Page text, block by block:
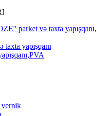
parket və taxta yapışqanı,
yapışqanı